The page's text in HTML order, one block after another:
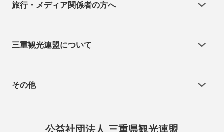
旅行・メディア関係者の方へ
三重観光連盟について
その他
公益社団法人 三重県観光連盟